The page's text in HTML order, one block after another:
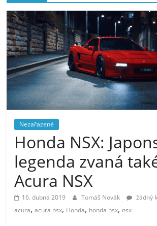
Nezařazené
Honda NSX:
legenda zvaná
Acura NSX
16. dubna 2019 Tomáš Novák
žádný
acura,acura nsx, Honda, honda nsx, nsx